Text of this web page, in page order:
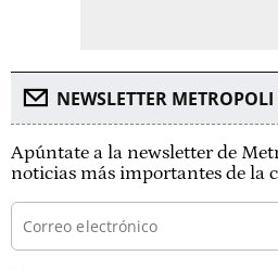
NEWSLETTER METROPOLI
Apúntate a la newsletter de
noticias más importantes de la